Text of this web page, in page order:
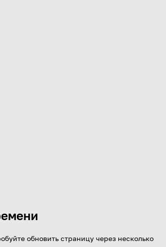
обновить страницу через несколько